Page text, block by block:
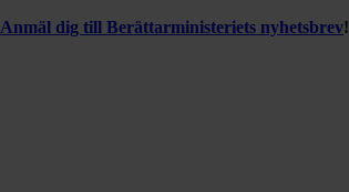
Anmäl dig till Berättarministeriets nyhetsbrev!